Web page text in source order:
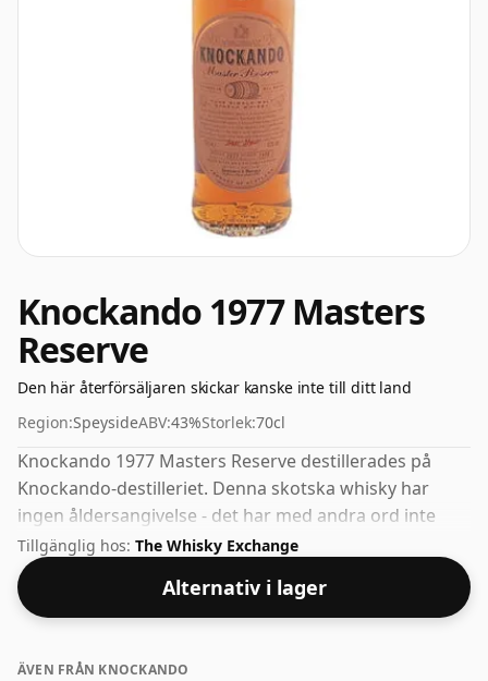
Knockando 1977 Masters
Reserve
Den här återförsäljaren skickar kanske inte till ditt land
Region:SpeysideABV:43%Storlek:70cl
Knockando 1977 Masters Reserve destillerades på
Knockando-destilleriet. Denna skotska whisky har
ingen åldersangivelse - det har med andra ord inte
deklarerats hur länge spriten i flaskan har mognats.
Whiskyn buteljeras med ett anständigt ABV på 43 %,
ett steg upp från standardnivån på 40 %, och levereras
i de facto-flaskstorleken på 70 cl.
Tillgänglig hos: The Whisky Exchange
Alternativ i lager
ÄVEN FRÅN KNOCKANDO